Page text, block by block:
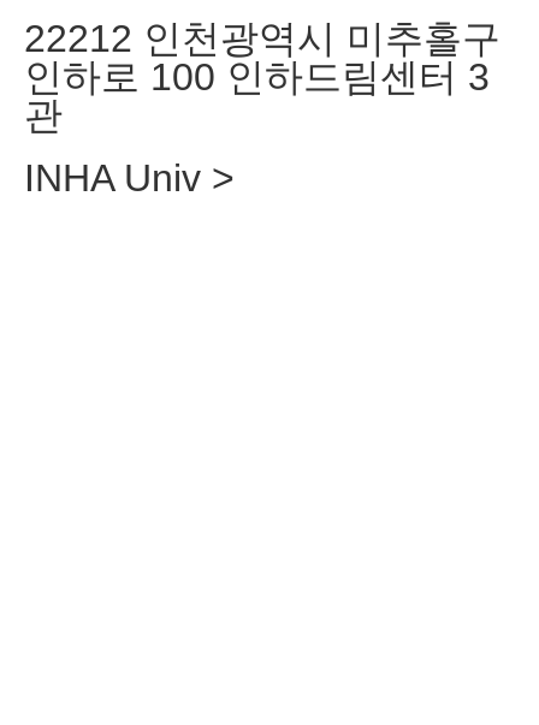
22212 인천광역시 미추홀구
인하로 100 인하드림센터 3
관
INHA Univ >